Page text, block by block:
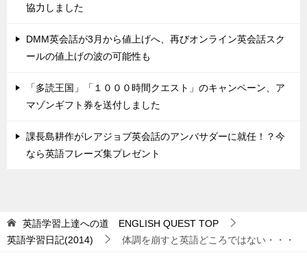
協力しました
DMM英会話が3月から値上げへ、再びオンライン英会話スク
ールの値上げの波の可能性も
「多読王国」「１０００時間クエスト」のキャンペーン、ア
マゾンギフト券を送付しました
課長島耕作がレアジョブ英会話のアンバサダーに就任！？今
なら英語フレーズ集プレゼント
英語学習上達への道 ENGLISH QUEST TOP
英語学習日記(2014)
体調を崩すと英語どころではない・・・